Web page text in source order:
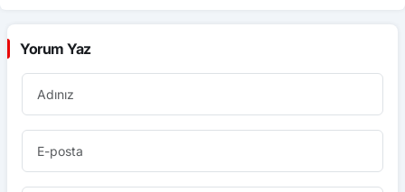
Yorum Yaz